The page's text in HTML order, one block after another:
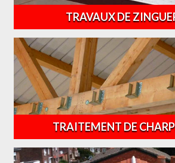
TRAVAUX DE
TRAITEMENT DE